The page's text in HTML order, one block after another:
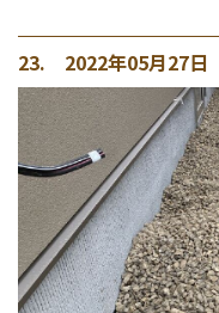
23. 2022年05月27日